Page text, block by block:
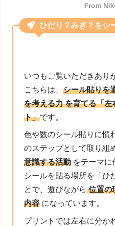
From
ひだり？みぎ？をシ
いつもご覧いただきあり
こちらは、シール貼りを
を考える力 を育てる「
ト」です。
色や数のシール貼りに慣
のステップとして取り組
意識する活動 をテーマに
シールを貼る場所を「ひ
とで、遊びながら 位置の
内容 になっています。
プリントでは左右に分か